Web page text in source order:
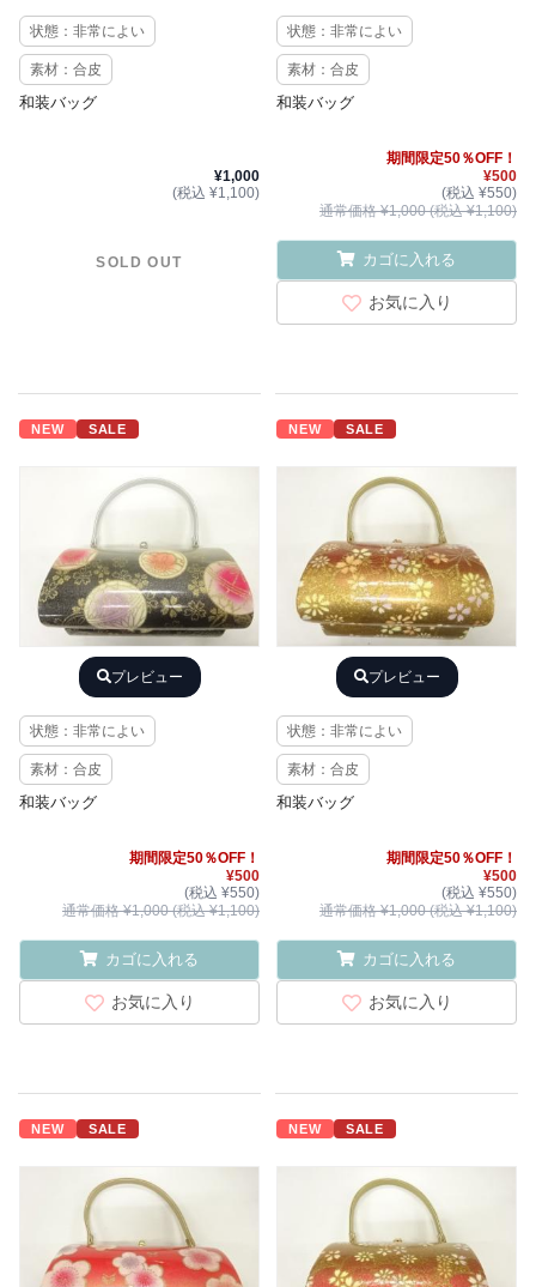
状態：非常によい
素材：合皮
和装バッグ
¥1,000
(税込 ¥1,100)
SOLD OUT
状態：非常によい
素材：合皮
和装バッグ
期間限定50％OFF！
¥500
(税込 ¥550)
通常価格 ¥1,000 (税込 ¥1,100)
カゴに入れる
お気に入り
NEW SALE
プレビュー
状態：非常によい
素材：合皮
和装バッグ
期間限定50％OFF！
¥500
(税込 ¥550)
通常価格 ¥1,000 (税込 ¥1,100)
カゴに入れる
お気に入り
NEW SALE
プレビュー
状態：非常によい
素材：合皮
和装バッグ
期間限定50％OFF！
¥500
(税込 ¥550)
通常価格 ¥1,000 (税込 ¥1,100)
カゴに入れる
お気に入り
NEW SALE NEW SALE